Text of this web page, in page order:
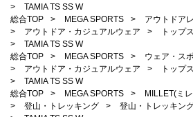
>
TAMIA TS SS W
総合TOP
> MEGA SPORTS >
アウトドア
>
アウトドア・カジュアルウェア > トップス
>
TAMIA TS SS W
総合TOP
> MEGA SPORTS >
ウェア・ス
>
アウトドア・カジュアルウェア > トップス
>
TAMIA TS SS W
総合TOP
> MEGA SPORTS >
MILLET(ミ
>
登山・トレッキング > 登山・トレッキン